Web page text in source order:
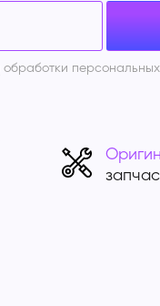
обработки